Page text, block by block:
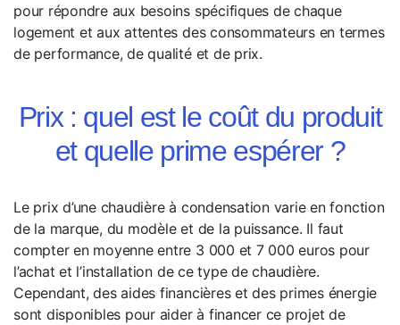
pour répondre aux besoins spécifiques de chaque
logement et aux attentes des consommateurs en termes
de performance, de qualité et de prix.
Prix : quel est le coût du produit
et quelle prime espérer ?
Le prix d’une chaudière à condensation varie en fonction
de la marque, du modèle et de la puissance. Il faut
compter en moyenne entre 3 000 et 7 000 euros pour
l’achat et l’installation de ce type de chaudière.
Cependant, des aides financières et des primes énergie
sont disponibles pour aider à financer ce projet de